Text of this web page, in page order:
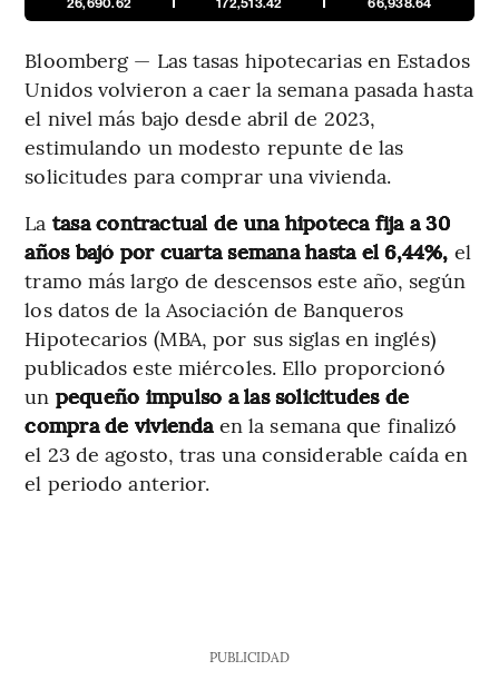
26,690.62
172,513.42
66,938.64
Bloomberg — Las tasas hipotecarias en Estados
Unidos volvieron a caer la semana pasada hasta
el nivel más bajo desde abril de 2023,
estimulando un modesto repunte de las
solicitudes para comprar una vivienda.
La tasa contractual de una hipoteca fija a 30
años bajó por cuarta semana hasta el 6,44%, el
tramo más largo de descensos este año, según
los datos de la Asociación de Banqueros
Hipotecarios (MBA, por sus siglas en inglés)
publicados este miércoles. Ello proporcionó
un pequeño impulso a las solicitudes de
compra de viviendaen la semana que finalizó
el 23 de agosto, tras una considerable caída en
el periodo anterior.
PUBLICIDAD